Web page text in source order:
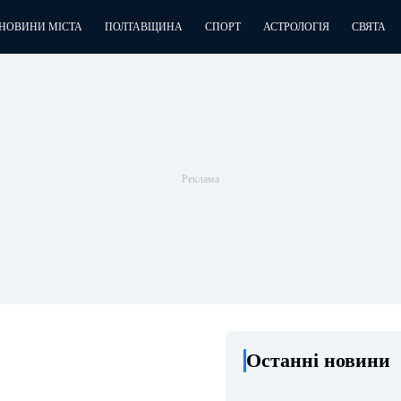
МІСТА ПОЛТАВЩИНА СПОРТ АСТРОЛОГІЯ СВЯТА
Останні новини